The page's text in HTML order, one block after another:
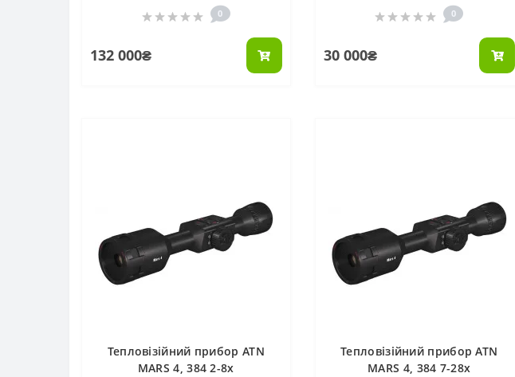
0
132 000₴
0
30 000₴
Тепловізійний прибор ATN
MARS 4, 384 2-8x
Тепловізійний прибор ATN
MARS 4, 384 7-28x